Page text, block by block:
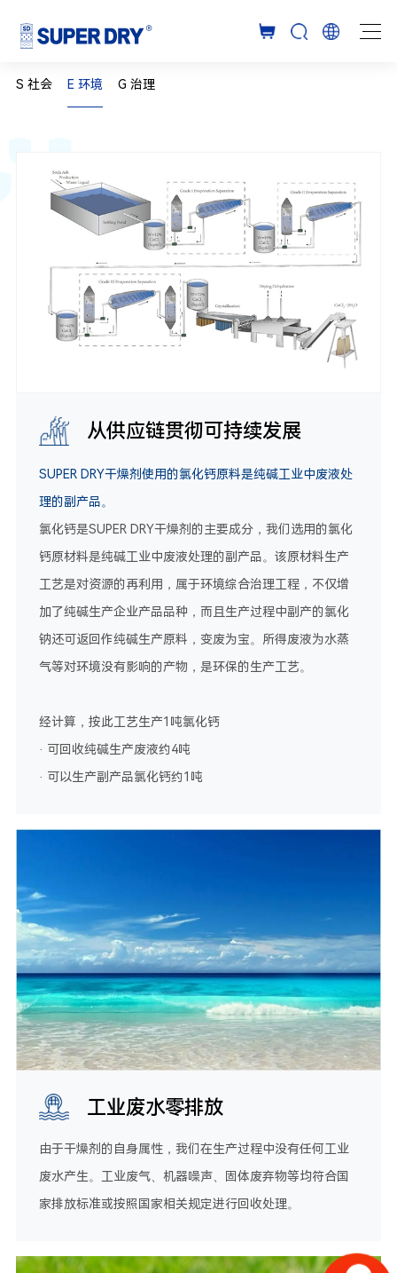
S 社会 E 环境 G 治理
从供应链贯彻可持续发展
SUPER DRY干燥剂使用的氯化钙原料是纯碱工业中废液处
理的副产品。
氯化钙是SUPER DRY干燥剂的主要成分，我们选用的氯化
钙原材料是纯碱工业中废液处理的副产品。该原材料生产
工艺是对资源的再利用，属于环境综合治理工程，不仅增
加了纯碱生产企业产品品种，而且生产过程中副产的氯化
钠还可返回作纯碱生产原料，变废为宝。所得废液为水蒸
气等对环境没有影响的产物，是环保的生产工艺。
经计算，按此工艺生产1吨氯化钙
· 可回收纯碱生产废液约4吨
· 可以生产副产品氯化钙约1吨
工业废水零排放
由于干燥剂的自身属性，我们在生产过程中没有任何工业
废水产生。工业废气、机器噪声、固体废弃物等均符合国
家排放标准或按照国家相关规定进行回收处理。